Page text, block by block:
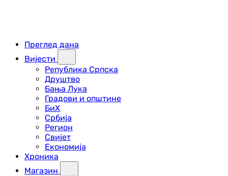
Преглед дана
Вијести
Република Српска
Друштво
Бања Лука
Градови и општине
БиХ
Србија
Регион
Свијет
Економија
Хроника
Магазин